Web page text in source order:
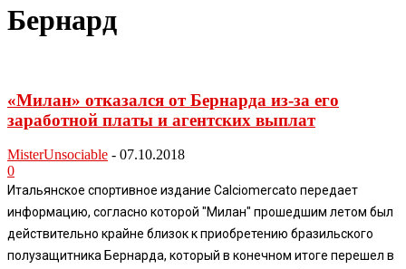
Бернард
«Милан» отказался от Бернарда из-за его
заработной платы и агентских выплат
MisterUnsociable - 07.10.2018
0
Итальянское спортивное издание Calciomercato передает
информацию, согласно которой "Милан" прошедшим летом был
действительно крайне близок к приобретению бразильского
полузащитника Бернарда, который в конечном итоге перешел в